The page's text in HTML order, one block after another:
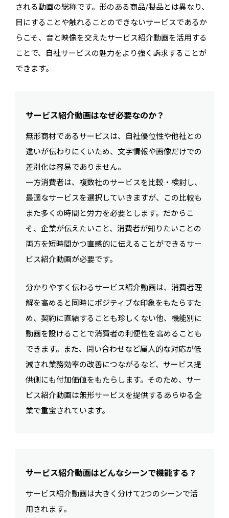
される動画の総称です。形のある商品/製品とは異なり、
目にすることや触れることのできないサービスであるか
らこそ、音と映像を交えたサービス紹介動画を活用する
ことで、自社サービスの魅力をより強く訴求することが
できます。
サービス紹介動画はなぜ必要なのか？
無形商材であるサービスは、自社優位性や他社との
違いが伝わりにくいため、文字情報や画像だけでの
差別化は容易でありません。
一方消費者は、複数社のサービスを比較・検討し、
最適なサービスを選択していきますが、この比較も
また多くの時間と労力を必要とします。だからこ
そ、企業が伝えたいこと、消費者が知りたいことの
両方を短時間かつ直感的に伝えることができるサー
ビス紹介動画が必要です。
分かりやすく伝わるサービス紹介動画は、消費者理
解を高めると同時にポジティブな印象をもたらすた
め、契約に直結することも珍しくない他、機能別に
動画を設けることで消費者の利便性を高めることも
できます。また、問い合わせなど属人的な対応が低
減され業務効率の改善につながるなど、サービス提
供側にも付加価値をもたらします。そのため、サー
ビス紹介動画は無形サービスを提供するあらゆる企
業で重宝されています。
サービス紹介動画はどんなシーンで機能する？
サービス紹介動画は大きく分けて2つのシーンで活
用されます。